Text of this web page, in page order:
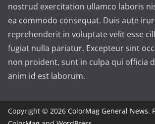
nostrud exercitation ullamco laboris
ea commodo consequat. Duis aute
reprehenderit in voluptate velit esse
fugiat nulla pariatur. Excepteur sint
non proident, sunt in culpa qui officia
anim id est laborum.
Copyright © 2026 ColorMag General News.